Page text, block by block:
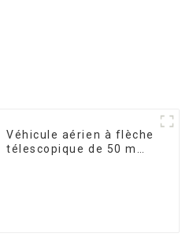
Véhicule aérien à flèche
télescopique de 50 m